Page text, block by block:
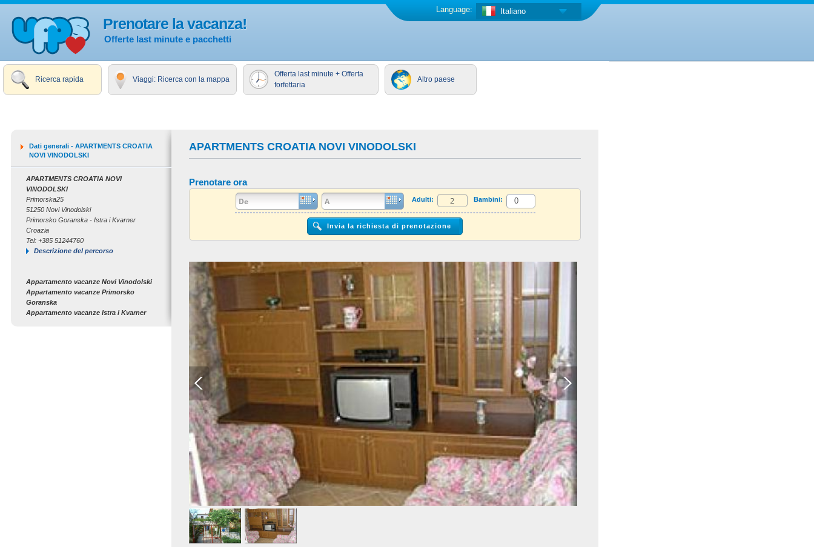
Prenotare la vacanza!
Offerte last minute e pacchetti
Italiano
Language:
Ricerca rapida Viaggi: Ricerca con la mappa
Offerta last minute + Offerta
forfettaria
Altro paese
APARTMENTS CROATIA NOVI VINODOLSKI
Prenotare ora
Adulti: Bambini:
Dati generali - APARTMENTS CROATIA
NOVI VINODOLSKI
APARTMENTS CROATIA NOVI
VINODOLSKI
Primorska25
51250 Novi Vinodolski
Primorsko Goranska - Istra i Kvarner
Croazia
Tel: +385 51244760
Descrizione del percorso
Appartamento vacanze Novi Vinodolski
Appartamento vacanze Primorsko
Goranska
Appartamento vacanze Istra i Kvarner